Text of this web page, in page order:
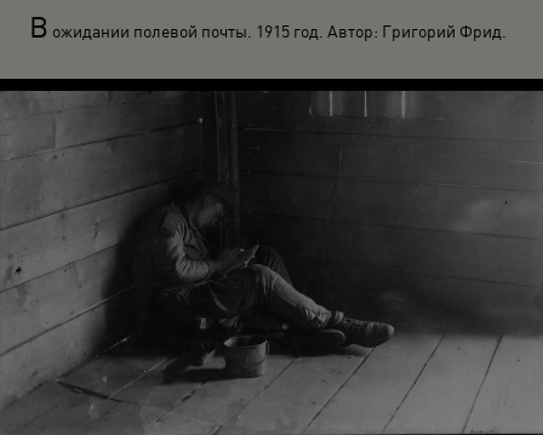
В ожидании полевой почты. 1915 год. Автор: Григорий Фрид.